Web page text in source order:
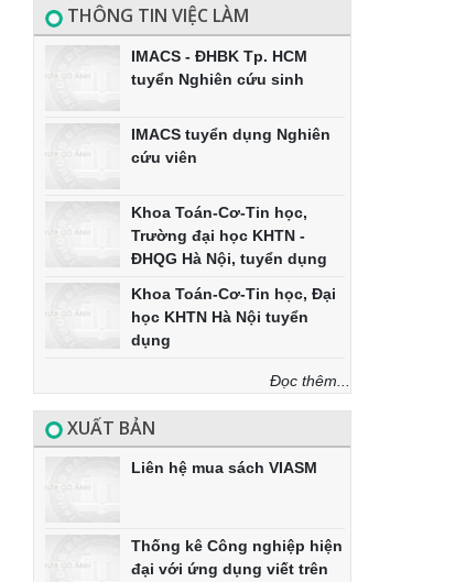
THÔNG TIN VIỆC LÀM
IMACS - ĐHBK Tp. HCM
tuyển Nghiên cứu sinh
IMACS tuyển dụng Nghiên
cứu viên
Khoa Toán-Cơ-Tin học,
Trường đại học KHTN -
ĐHQG Hà Nội, tuyển dụng
Khoa Toán-Cơ-Tin học, Đại
học KHTN Hà Nội tuyển
dụng
Đọc thêm...
XUẤT BẢN
Liên hệ mua sách VIASM
Thống kê Công nghiệp hiện
đại với ứng dụng viết trên